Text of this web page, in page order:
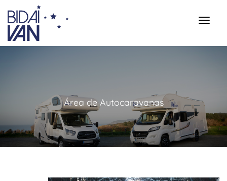
Área de Autocaravanas